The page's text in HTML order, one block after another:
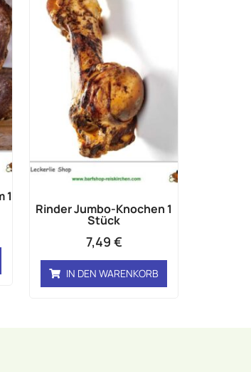
1
Rinder Jumbo-Knochen 1
Stück
7,49 €
IN DEN WARENKORB